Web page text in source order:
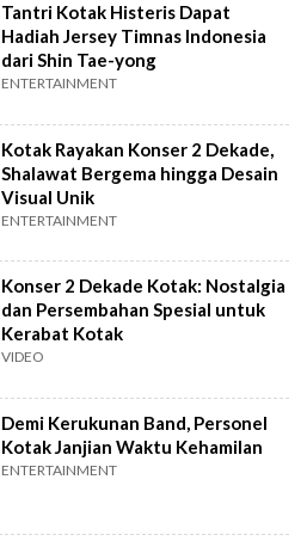
Tantri Kotak Histeris Dapat
Hadiah Jersey Timnas Indonesia
dari Shin Tae-yong
ENTERTAINMENT
Kotak Rayakan Konser 2 Dekade,
Shalawat Bergema hingga Desain
Visual Unik
ENTERTAINMENT
Konser 2 Dekade Kotak: Nostalgia
dan Persembahan Spesial untuk
Kerabat Kotak
VIDEO
Demi Kerukunan Band, Personel
Kotak Janjian Waktu Kehamilan
ENTERTAINMENT